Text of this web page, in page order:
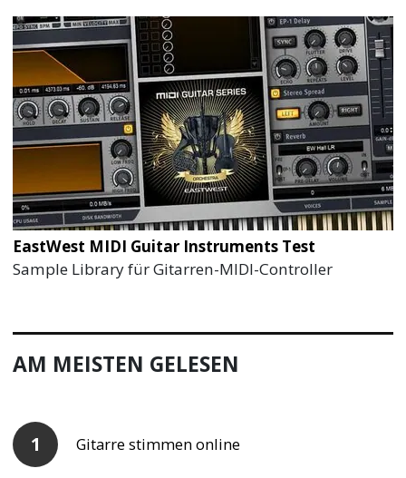
EastWest MIDI Guitar Instruments Test
Sample Library für Gitarren-MIDI-Controller
AM MEISTEN GELESEN
Gitarre stimmen online